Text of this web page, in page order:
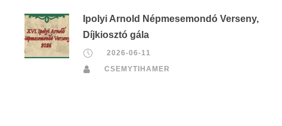
Ipolyi Arnold Népmesemondó Verseny,
Díjkiosztó gála
2026-06-11
CSEMYTIHAMER